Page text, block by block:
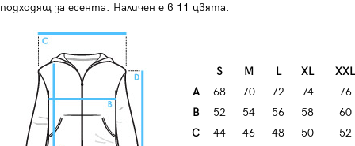
подходящ за есента. Наличен е в 11 цвята.
S М L XL
XXL
А
68 70 72 74
76
B
52 54 56 58
60
C
44 46 48 50
52